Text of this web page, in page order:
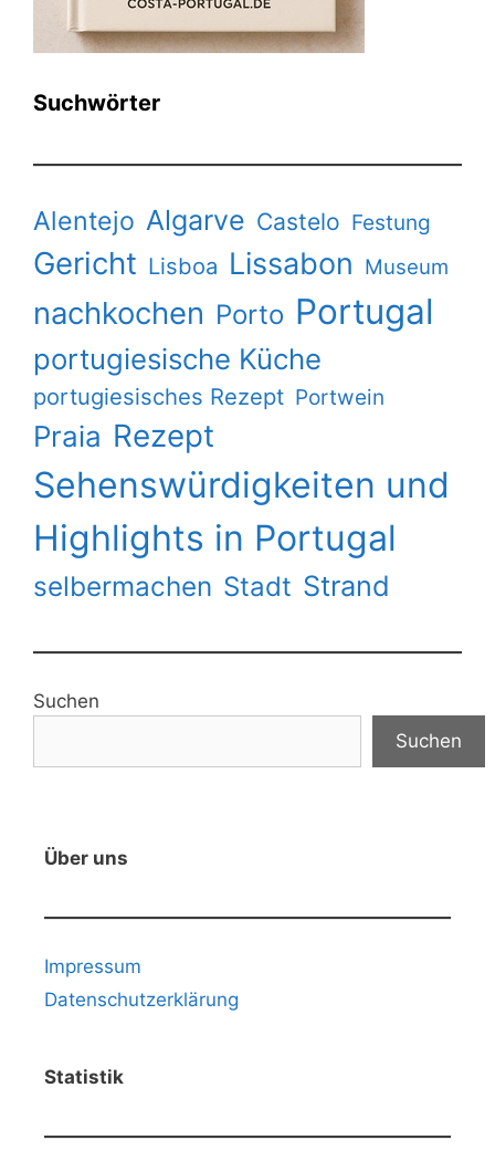
Suchwörter
Alentejo Algarve Castelo Festung
Gericht Lisboa Lissabon Museum
nachkochen Porto Portugal
portugiesische Küche
portugiesisches Rezept Portwein
Praia Rezept
Sehenswürdigkeiten und
Highlights in Portugal
selbermachen Stadt Strand
Suchen
Suchen
Über uns
Impressum
Datenschutzerklärung
Statistik